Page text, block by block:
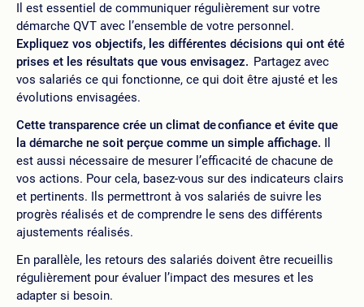
Il est essentiel de communiquer régulièrement sur votre
démarche QVT avec l’ensemble de votre personnel.
Expliquez vos objectifs, les différentes décisions qui ont été
prises et les résultats que vous envisagez. Partagez avec
vos salariés ce qui fonctionne, ce qui doit être ajusté et les
évolutions envisagées.
Cette transparence crée un climat de confiance et évite que
la démarche ne soit perçue comme un simple affichage. Il
est aussi nécessaire de mesurer l’efficacité de chacune de
vos actions. Pour cela, basez-vous sur des indicateurs clairs
et pertinents. Ils permettront à vos salariés de suivre les
progrès réalisés et de comprendre le sens des différents
ajustements réalisés.
En parallèle, les retours des salariés doivent être recueillis
régulièrement pour évaluer l’impact des mesures et les
adapter si besoin.